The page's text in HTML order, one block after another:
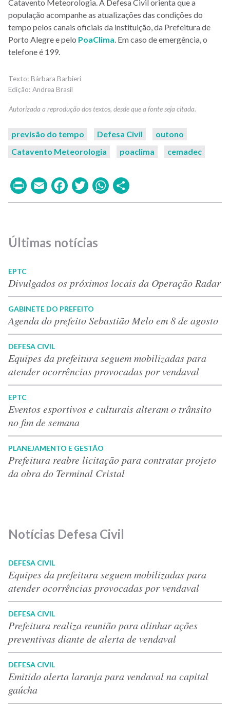
Catavento Meteorologia. A Defesa Civil orienta que a
população acompanhe as atualizações das condições do
tempo pelos canais oficiais da instituição, da Prefeitura de
Porto Alegre e pelo PoaClima . Em caso de emergência, o
telefone é 199.
Bárbara Barbieri
Andrea Brasil
previsão do tempo Defesa Civil
outono
Catavento Meteorologia
poaclima cemadec
PrintEmailFacebook
TwitterWhatsApp
Últimas notícias
EPTC
Divulgados os próximos locais da Operação Radar
GABINETE DO PREFEITO
Agenda do prefeito Sebastião Melo em 8 de agosto
DEFESA CIVIL
Equipes da prefeitura seguem mobilizadas para
atender ocorrências provocadas por vendaval
EPTC
Eventos esportivos e culturais alteram o trânsito
no fim de semana
PLANEJAMENTO E GESTÃO
Prefeitura reabre licitação para contratar projeto
da obra do Terminal Cristal
Notícias Defesa Civil
DEFESA CIVIL
Equipes da prefeitura seguem mobilizadas para
atender ocorrências provocadas por vendaval
DEFESA CIVIL
Prefeitura realiza reunião para alinhar ações
preventivas diante de alerta de vendaval
DEFESA CIVIL
Emitido alerta laranja para vendaval na capital
gaúcha